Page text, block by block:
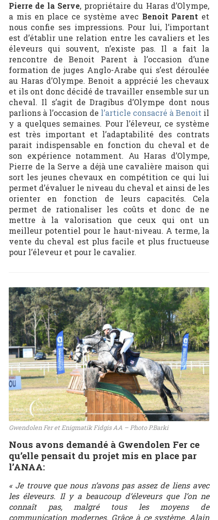
Pierre de la Serve, propriétaire du Haras d’Olympe,
a mis en place ce système avec Benoit Parent et
nous confie ses impressions. Pour lui, l’important
est d’établir une relation entre les cavaliers et les
éleveurs qui souvent, n’existe pas. Il a fait la
rencontre de Benoit Parent à l’occasion d’une
formation de juges Anglo-Arabe qui s’est déroulée
au Haras d’Olympe. Benoit a apprécié les chevaux
et ils ont donc décidé de travailler ensemble sur un
cheval. Il s’agit de Dragibus d’Olympe dont nous
parlions à l’occasion de l’article consacré à Benoit il
y a quelques semaines. Pour l’éleveur, ce système
est très important et l’adaptabilité des contrats
parait indispensable en fonction du cheval et de
son expérience notamment. Au Haras d’Olympe,
Pierre de la Serve a déjà une cavalière maison qui
sort les jeunes chevaux en compétition ce qui lui
permet d’évaluer le niveau du cheval et ainsi de les
orienter en fonction de leurs capacités. Cela
permet de rationaliser les coûts et donc de ne
mettre à la valorisation que ceux qui ont un
meilleur potentiel pour le haut-niveau. A terme, la
vente du cheval est plus facile et plus fructueuse
pour l’éleveur et pour le cavalier.
Gwendolen Fer et Enigmatik Fidgis AA – Photo P.Barki
Nous avons demandé à Gwendolen Fer ce
qu’elle pensait du projet mis en place par
l’ANAA:
« Je trouve que nous n’avons pas assez de liens avec
les éleveurs. Il y a beaucoup d’éleveurs que l’on ne
connaît pas, malgré tous les moyens de
communication modernes. Grâce à ce système, Alain